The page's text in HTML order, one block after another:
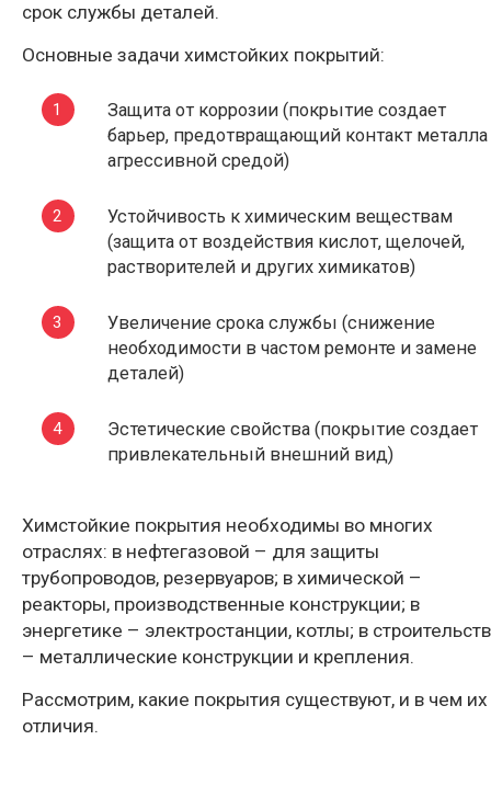
срок службы деталей.
Основные задачи химстойких покрытий:
Защита от коррозии (покрытие создает
барьер, предотвращающий контакт металла
агрессивной средой)
Устойчивость к химическим веществам
(защита от воздействия кислот, щелочей,
растворителей и других химикатов)
Увеличение срока службы (снижение
необходимости в частом ремонте и замене
деталей)
Эстетические свойства (покрытие создает
привлекательный внешний вид)
Химстойкие покрытия необходимы во многих
отраслях: в нефтегазовой – для защиты
трубопроводов, резервуаров; в химической –
реакторы, производственные конструкции; в
энергетике – электростанции, котлы; в
– металлические конструкции и крепления.
Рассмотрим, какие покрытия существуют, и в чем их
отличия.